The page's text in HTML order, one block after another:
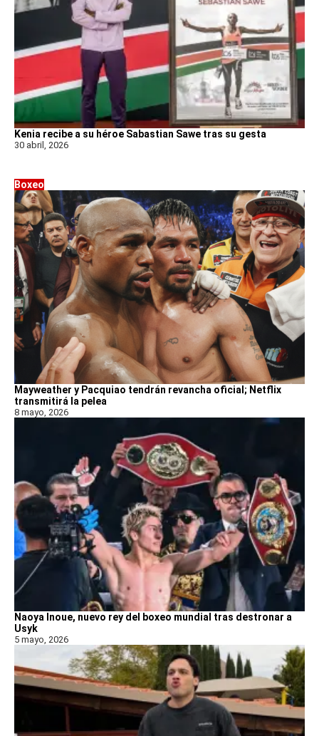
Kenia recibe a su héroe Sabastian Sawe tras su gesta
30 abril, 2026
Boxeo
Mayweather y Pacquiao tendrán revancha oficial; Netflix
transmitirá la pelea
8 mayo, 2026
Naoya Inoue, nuevo rey del boxeo mundial tras destronar a
Usyk
5 mayo, 2026